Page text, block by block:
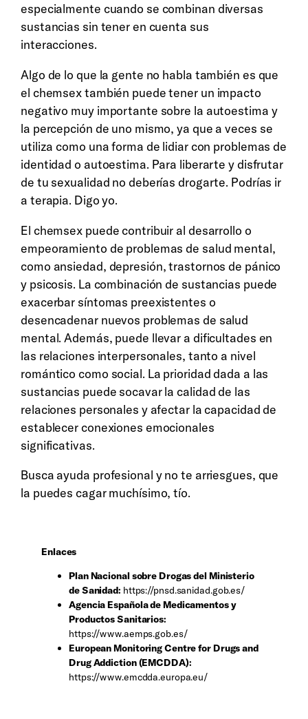
especialmente cuando se combinan diversas
sustancias sin tener en cuenta sus
interacciones.
Algo de lo que la gente no habla también es que
el chemsex también puede tener un impacto
negativo muy importante sobre la autoestima y
la percepción de uno mismo, ya que a veces se
utiliza como una forma de lidiar con problemas de
identidad o autoestima. Para liberarte y disfrutar
de tu sexualidad no deberías drogarte. Podrías ir
a terapia. Digo yo.
El chemsex puede contribuir al desarrollo o
empeoramiento de problemas de salud mental,
como ansiedad, depresión, trastornos de pánico
y psicosis. La combinación de sustancias puede
exacerbar síntomas preexistentes o
desencadenar nuevos problemas de salud
mental. Además, puede llevar a dificultades en
las relaciones interpersonales, tanto a nivel
romántico como social. La prioridad dada a las
sustancias puede socavar la calidad de las
relaciones personales y afectar la capacidad de
establecer conexiones emocionales
significativas.
Busca ayuda profesional y no te arriesgues, que
la puedes cagar muchísimo, tío.
Enlaces
Plan Nacional sobre Drogas del Ministerio
de Sanidad: https://pnsd.sanidad.gob.es/
Agencia Española de Medicamentos y
Productos Sanitarios:
https://www.aemps.gob.es/
European Monitoring Centre for Drugs and
Drug Addiction (EMCDDA):
https://www.emcdda.europa.eu/